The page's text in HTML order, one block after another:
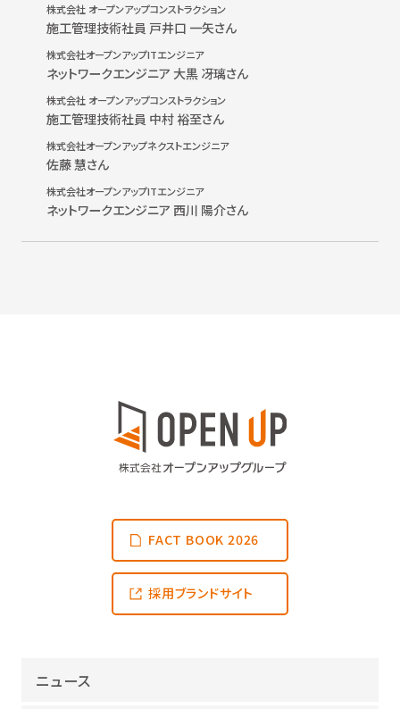
株式会社 オープンアップコンストラクション
施工管理技術社員 戸井口 一矢さん
株式会社オープンアップITエンジニア
ネットワークエンジニア 大黒 冴璃さん
株式会社 オープンアップコンストラクション
施工管理技術社員 中村 裕至さん
株式会社オープンアップネクストエンジニア
佐藤 慧さん
株式会社オープンアップITエンジニア
ネットワークエンジニア 西川 陽介さん
FACT BOOK 2026
採用ブランドサイト
ニュース